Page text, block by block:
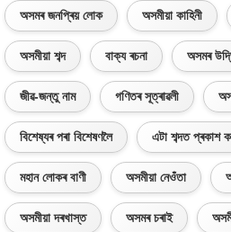
অসমৰ জনপ্ৰিয় লোক অসমীয়া কাহিনী
অসমীয়া শব্দ বাক্য ৰচনা অসমৰ
জীৱ-জন্তু নাম গণিতৰ সূত্ৰাৱলী
বিশেষ্যৰ পৰা বিশেষণলৈ এটা শব্দত প্ৰকাশ
মহান লোকৰ বাণী অসমীয়া নেওঁতা
অসমীয়া দৰখাস্ত অসমৰ চৰাই